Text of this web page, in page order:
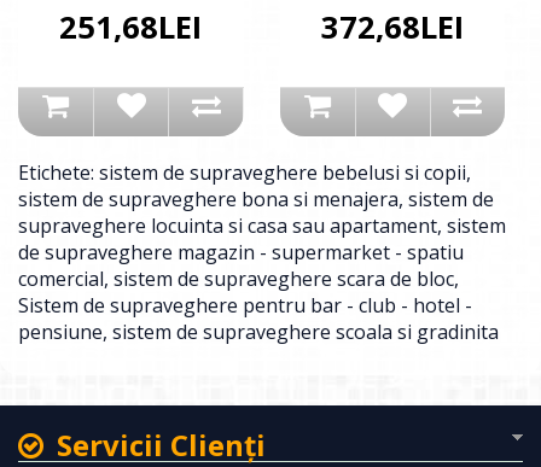
251,68LEI 372,68LEI
Etichete: sistem de supraveghere bebelusi si copii,
sistem de supraveghere bona si menajera, sistem de
supraveghere locuinta si casa sau apartament, sistem
de supraveghere magazin - supermarket - spatiu
comercial, sistem de supraveghere scara de bloc,
Sistem de supraveghere pentru bar - club - hotel -
pensiune, sistem de supraveghere scoala si gradinita
Servicii Clienţi